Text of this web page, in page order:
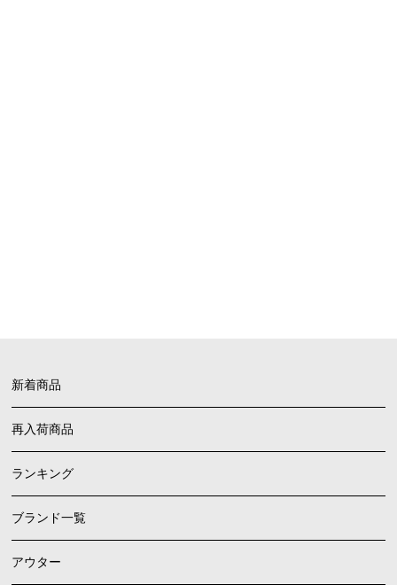
新着商品
再入荷商品
ランキング
ブランド一覧
アウター